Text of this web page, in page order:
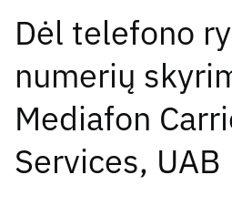
Dėl telefono
numerių
Mediafon
Services, UAB